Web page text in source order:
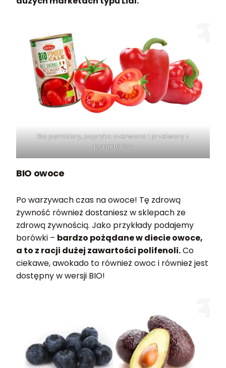
Bio pomidory, papryka czerwona i przetwory z
pomidorów
BIO owoce
Po warzywach czas na owoce! Tę zdrową
żywność również dostaniesz w sklepach ze
zdrową żywnością. Jako przykłady podajemy
borówki – bardzo pożądane w diecie owoce,
a to z racji dużej zawartości polifenoli.Co
ciekawe, awokado to również owoc i również jest
dostępny w wersji BIO!